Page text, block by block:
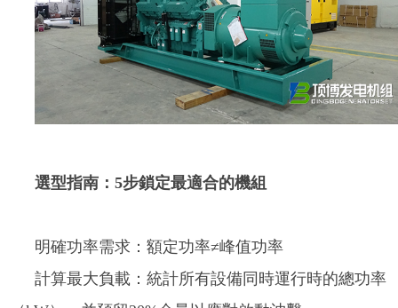
選型指南：5步鎖定最適合的機組
明確功率需求：額定功率≠峰值功率
計算最大負載：統計所有設備同時運行時的總功率